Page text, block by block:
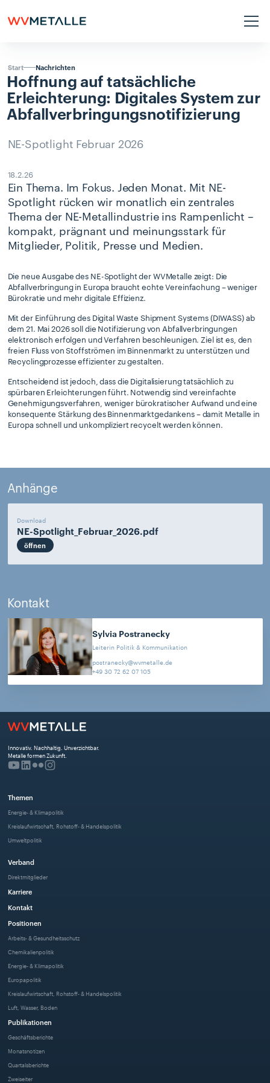
Start Nachrichten
Hoffnung auftatsächliche
Erleichterung: Digitales System zur
Abfallverbringungsnotifizierung
NE-Spotlight Februar 2026
18.2.26
Ein Thema. Im Fokus. Jeden Monat. Mit NE-
Spotlight rücken wir monatlich ein zentrales
Thema der NE-Metallindustrie ins Rampenlicht –
kompakt, prägnant und meinungsstark für
Mitglieder, Politik, Presse und Medien.
Die neue Ausgabe des NE-Spotlight der WVMetalle zeigt: Die
Abfallverbringung in Europa braucht echte Vereinfachung – weniger
Bürokratie und mehr digitale Effizienz.
Mit der Einführung des Digital Waste Shipment Systems (DIWASS) ab
dem 21. Mai 2026 soll die Notifizierung von Abfallverbringungen
elektronisch erfolgen und Verfahren beschleunigen. Ziel ist es, den
freien Fluss von Stoffströmen im Binnenmarkt zu unterstützen und
Recyclingprozesse effizienter zu gestalten.
Entscheidend ist jedoch, dass die Digitalisierung tatsächlich zu
spürbaren Erleichterungen führt. Notwendig sind vereinfachte
Genehmigungsverfahren, weniger bürokratischer Aufwand und eine
konsequente Stärkung des Binnenmarktgedankens – damit Metalle in
Europa schnell und unkompliziert recycelt werden können.
Anhänge
Download
NE-Spotlight_Februar_2026.pdf
öffnen
Kontakt
Sylvia Postranecky
Leiterin Politik & Kommunikation
postranecky@wvmetalle.de
+49 30 72 62 07 105
Innovativ. Nachhaltig. Unverzichtbar.
Metalle formen Zukunft.
Themen
Energie- & Klimapolitik
Kreislaufwirtschaft, Rohstoff- & Handelspolitik
Umweltpolitik
Verband
Direktmitglieder
Karriere
Kontakt
Positionen
Arbeits- & Gesundheitsschutz
Chemikalienpolitik
Energie- & Klimapolitik
Europapolitik
Kreislaufwirtschaft, Rohstoff- & Handelspolitik
Luft, Wasser, Boden
Publikationen
Geschäftsberichte
Monatsnotizen
Quartalsberichte
Zweiseiter